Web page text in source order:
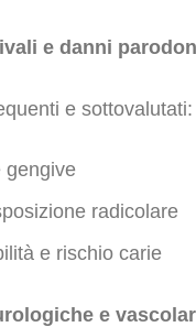
e danni
e sottovalutati:
gengive
radicolare
e rischio carie
e